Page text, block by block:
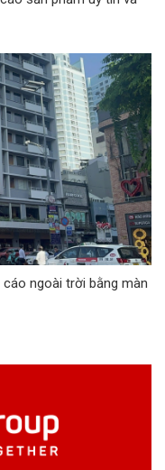
ngoài trời bằng màn